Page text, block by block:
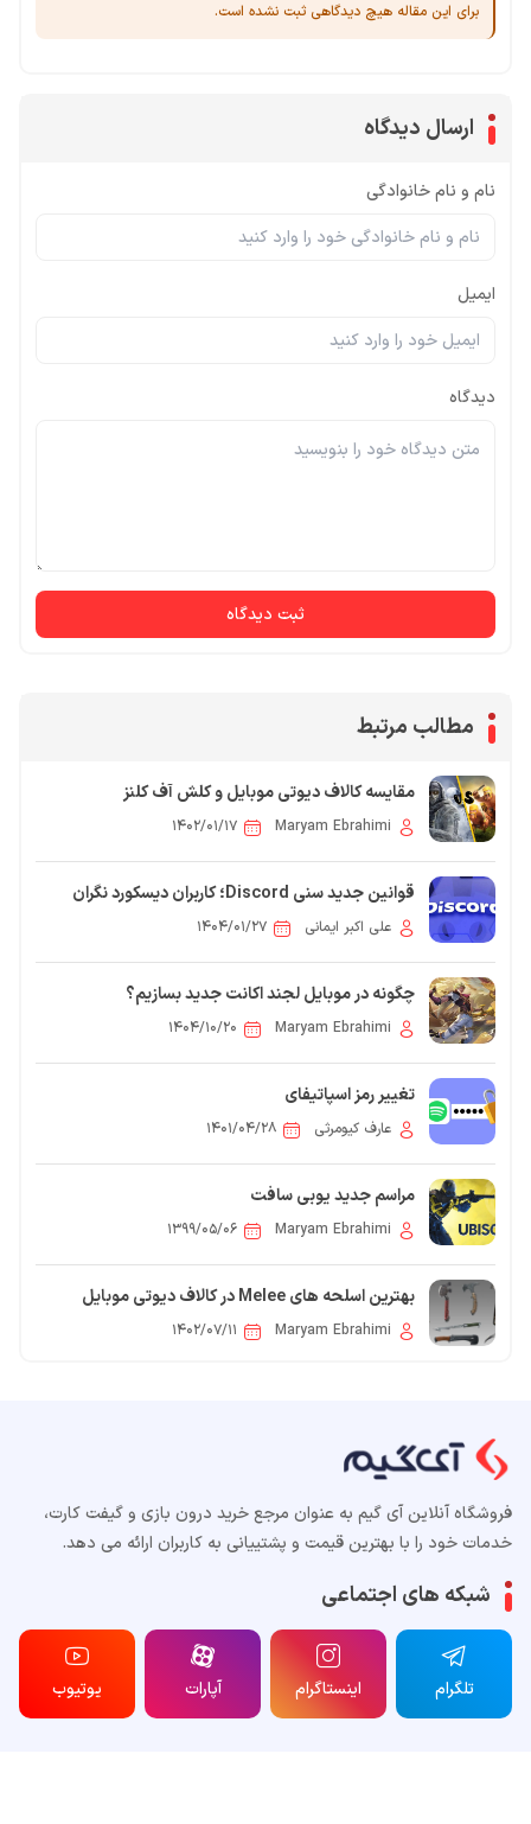
برای این مقاله هیچ دیدگاهی ثبت نشده است.
ارسال دیدگاه
نام و نام خانوادگی
ایمیل
دیدگاه
ثبت دیدگاه
مطالب مرتبط
مقایسه کالاف دیوتی موبایل و کلش آف کلنز
Maryam Ebrahimi ۱۴۰۲/۰۱/۱۷
قوانین جدید سنی Discord؛ کاربران دیسکورد نگران
باشند؟علی اکبر ایمانی ۱۴۰۴/۰۱/۲۷
چگونه در موبایل لجند اکانت جدید بسازیم؟
Maryam Ebrahimi ۱۴۰۴/۱۰/۲۰
تغییر رمز اسپاتیفای
عارف کیومرثی ۱۴۰۱/۰۴/۲۸
مراسم جدید یوبی سافت
Maryam Ebrahimi ۱۳۹۹/۰۵/۰۶
بهترین اسلحه های Melee در کالاف دیوتی موبایل
کدامند؟
Maryam Ebrahimi ۱۴۰۲/۰۷/۱۱
فروشگاه آنلاین آی گیم به عنوان مرجع خرید درون بازی و گیفت کارت،
خدمات خود را با بهترین قیمت و پشتییانی به کاربران ارائه می دهد.
شبکه های اجتماعی
تلگرام اینستاگرام آپارات یوتیوب